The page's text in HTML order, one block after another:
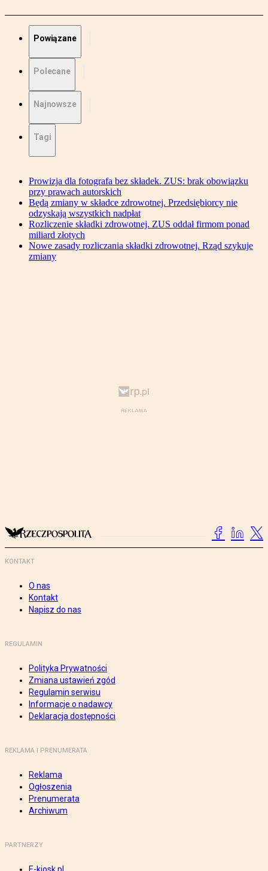
Powiązane
Polecane
Najnowsze
Tagi
Prowizja dla fotografa bez składek. ZUS: brak obowiązku
przy prawach autorskich
Będą zmiany w składce zdrowotnej. Przedsiębiorcy nie
odzyskają wszystkich nadpłat
Rozliczenie składki zdrowotnej. ZUS oddał firmom ponad
miliard złotych
Nowe zasady rozliczania składki zdrowotnej. Rząd szykuje
zmiany
KONTAKT
O nas
Kontakt
Napisz do nas
REGULAMIN
Polityka Prywatności
Zmiana ustawień zgód
Regulamin serwisu
Informacje o nadawcy
Deklaracja dostępności
REKLAMA I PRENUMERATA
Reklama
Ogłoszenia
Prenumerata
Archiwum
PARTNERZY